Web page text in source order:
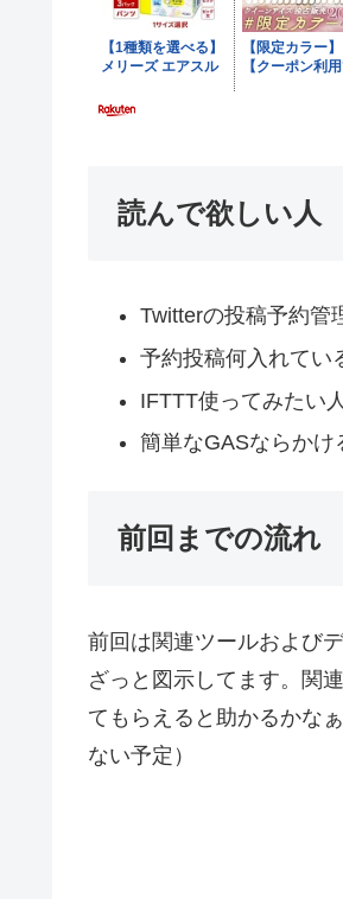
読んで欲しい人
Twitterの投稿予約管
予約投稿何入れてい
IFTTT使ってみたい
簡単なGASならかけ
前回までの流れ
前回は関連ツールおよび
ざっと図示してます。関
てもらえると助かるかな
ない予定）